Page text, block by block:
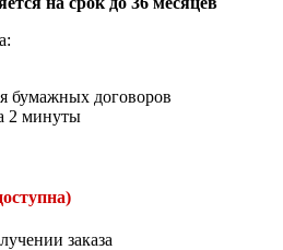
бумажных договоров
2 минуты
заказа